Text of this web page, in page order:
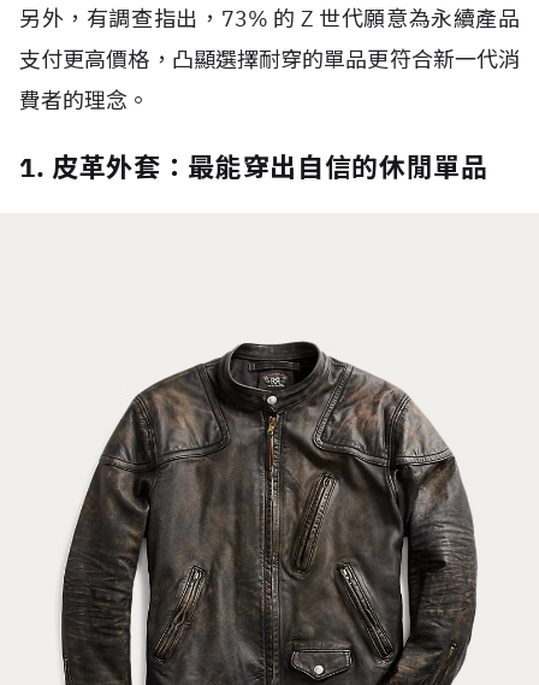
另外，有調查指出， 73% 的 Z 世代願意為永續產品
支付更高價格，凸顯選擇耐穿的單品更符合新一代消
費者的理念。
1. 皮革外套：最能穿出自信的休閒單品